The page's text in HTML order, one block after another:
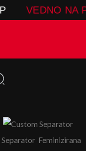
VEDNO NA
Feminizirana